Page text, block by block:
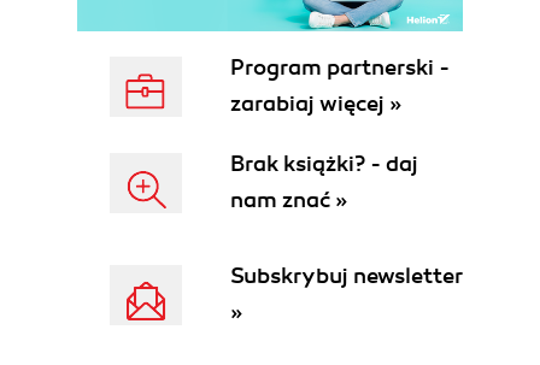
Program partnerski -
zarabiaj więcej »
Brak książki? - daj
nam znać »
Subskrybuj newsletter
»